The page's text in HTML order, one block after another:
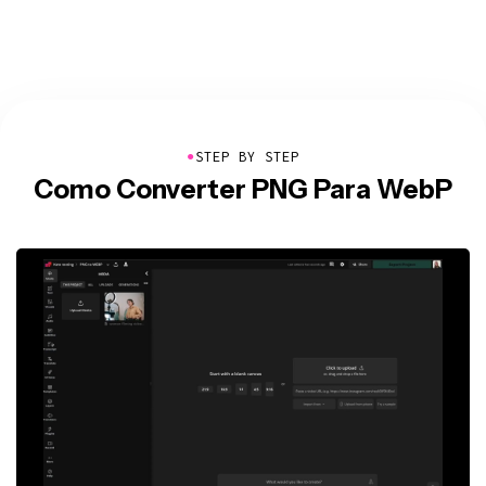
●STEP BY STEP
Como Converter PNG Para WebP